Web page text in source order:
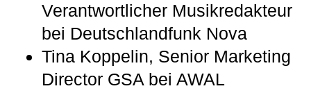
Verantwortlicher Musikredakteur
bei Deutschlandfunk Nova
Tina Koppelin, Senior Marketing
Director GSA bei AWAL